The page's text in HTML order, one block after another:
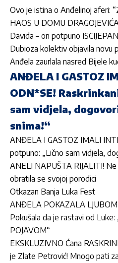
Ovo je istina o Anđelinoj aferi:
HAOS U DOMU
Davida – on potpuno
Dubioza kolektiv objavila novu
Anđela zaurlala nasred Bijele
ANĐELA I GASTOZ
ODN*SE!
sam vidjela,
snima!“
ANĐELA I GASTOZ IMALI
potpuno: „Lično sam vidjela,
ANELI NAPUŠTA RIJALITI!
obratila se svojoj porodici
Otkazan Banja Luka Fest
ANĐELA POKAZALA
Pokušala da je rastavi od
POJAVOM“
EKSKLUZIVNO Ćana
je Zlate Petrović! Mnogo pati